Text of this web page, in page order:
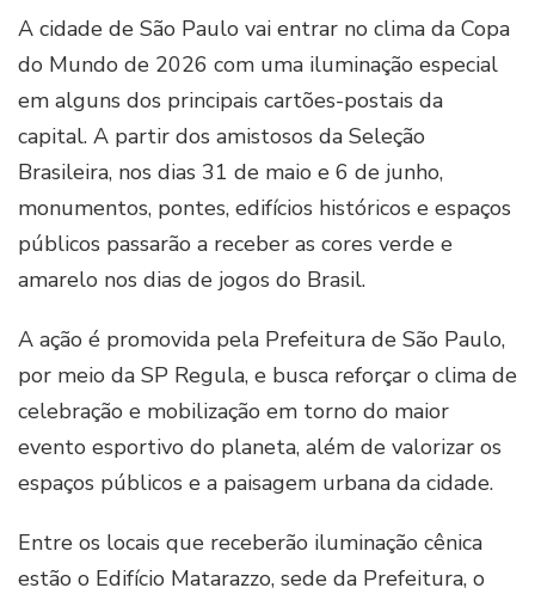
A cidade de São Paulo vai entrar no clima da Copa
do Mundo de 2026 com uma iluminação especial
em alguns dos principais cartões-postais da
capital. A partir dos amistosos da Seleção
Brasileira, nos dias 31 de maio e 6 de junho,
monumentos, pontes, edifícios históricos e espaços
públicos passarão a receber as cores verde e
amarelo nos dias de jogos do Brasil.
A ação é promovida pela Prefeitura de São Paulo,
por meio da SP Regula, e busca reforçar o clima de
celebração e mobilização em torno do maior
evento esportivo do planeta, além de valorizar os
espaços públicos e a paisagem urbana da cidade.
Entre os locais que receberão iluminação cênica
estão o Edifício Matarazzo, sede da Prefeitura, o